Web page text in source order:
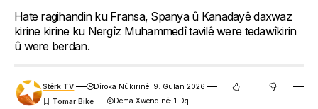
Hate ragihandin ku Fransa, Spanya û Kanadayê daxwaz
kirine kirine ku Nergîz Muhammedî tavilê were tedawîkirin
û were berdan.
Stêrk TV
Dîroka Nûkirinê: 9. Gulan 2026
Dema Xwendinê: 1 Dq.